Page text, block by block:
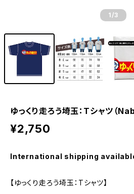
1 /3
ゆっくり走ろう埼玉：Tシャツ（
¥2,750
International shipping
【ゆっくり走ろう埼玉：Tシャツ】